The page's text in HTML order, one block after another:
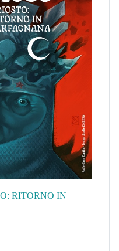
RITORNO IN